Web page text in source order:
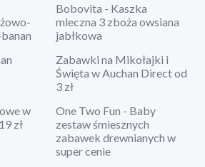
Bobovita - Kaszka
mleczna 3 zboża owsiana
jabłkowa
Zabawki na Mikołajki i
Święta w Auchan Direct od
3 zł
w
zł
One Two Fun - Baby
zestaw śmiesznych
zabawek drewnianych w
super cenie